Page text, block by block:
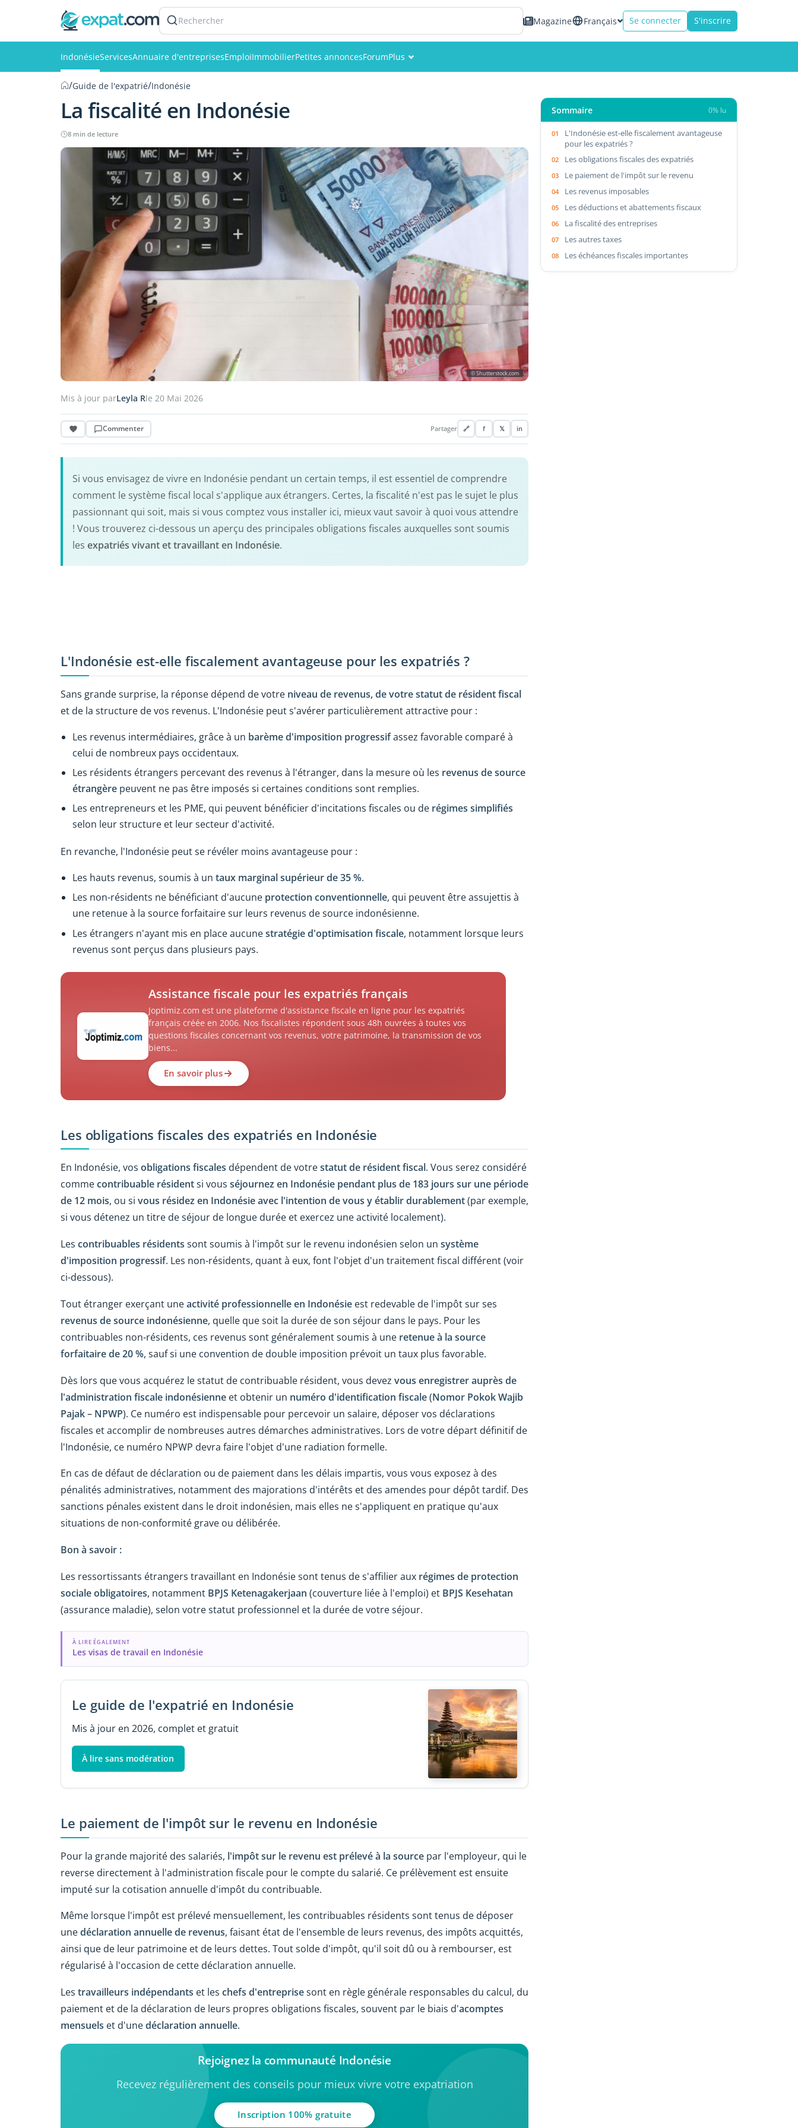
Rechercher Magazine Français Se connecter S'inscrire
IndonésieServicesAnnuaire d'entreprisesEmploiImmobilierPetites annoncesForumPlus
/Guide de l'expatrié/Indonésie
La fiscalité en Indonésie
8 min de lecture
© Shutterstock.com
Mis à jour parLeyla Rle 20 Mai 2026
Commenter Partager 🔗 f 𝕏 in
Si vous envisagez de vivre en Indonésie pendant un certain temps, il est essentiel de comprendre
comment le système fiscal local s'applique aux étrangers. Certes, la fiscalité n'est pas le sujet le plus
passionnant qui soit, mais si vous comptez vous installer ici, mieux vaut savoir à quoi vous attendre
! Vous trouverez ci-dessous un aperçu des principales obligations fiscales auxquelles sont soumis
les expatriés vivant et travaillant en Indonésie.
L'Indonésie est-elle fiscalement avantageuse pour les expatriés ?
Sans grande surprise, la réponse dépend de votre niveau de revenus, de votre statut de résident fiscal
et de la structure de vos revenus. L'Indonésie peut s'avérer particulièrement attractive pour :
Les revenus intermédiaires, grâce à un barème d'imposition progressifassez favorable comparé à
celui de nombreux pays occidentaux.
Les résidents étrangers percevant des revenus à l'étranger, dans la mesure où les revenus de source
étrangère peuvent ne pas être imposés si certaines conditions sont remplies.
Les entrepreneurs et les PME, qui peuvent bénéficier d'incitations fiscales ou de régimes simplifiés
selon leur structure et leur secteur d'activité.
En revanche, l'Indonésie peut se révéler moins avantageuse pour :
Les hauts revenus, soumis à un taux marginal supérieur de 35 %.
Les non-résidents ne bénéficiant d'aucune protection conventionnelle, qui peuvent être assujettis à
une retenue à la source forfaitaire sur leurs revenus de source indonésienne.
Les étrangers n'ayant mis en place aucunestratégie d'optimisation fiscale, notamment lorsque leurs
revenus sont perçus dans plusieurs pays.
Assistance fiscale pour les expatriés français
Joptimiz.com est une plateforme d'assistance fiscale en ligne pour les expatriés
français créée en 2006. Nos fiscalistes répondent sous 48h ouvrées à toutes vos
questions fiscales concernant vos revenus, votre patrimoine, la transmission de vos
biens...
En savoir plus
Les obligations fiscales des expatriés en Indonésie
En Indonésie, vos obligations fiscales dépendent de votrestatut de résident fiscal. Vous serez considéré
commecontribuable résidentsi vous séjournez en Indonésie pendant plus de 183 jours sur une période
de 12 mois, ou si vous résidez en Indonésie avec l'intention de vous y établir durablement(par exemple,
si vous détenez un titre de séjour de longue durée et exercez une activité localement).
Les contribuables résidents sont soumis à l'impôt sur le revenu indonésien selon un système
d'imposition progressif. Les non-résidents, quant à eux, font l'objet d'un traitement fiscal différent (voir
ci-dessous).
Tout étranger exerçant uneactivité professionnelle en Indonésie est redevable de l'impôt sur ses
revenus de source indonésienne, quelle que soit la durée de son séjour dans le pays. Pour les
contribuables non-résidents, ces revenus sont généralement soumis à une retenue à la source
forfaitaire de 20 %, sauf si une convention de double imposition prévoit un taux plus favorable.
Dès lors que vous acquérez le statut de contribuable résident, vous devez vous enregistrer auprès de
l'administration fiscale indonésienne et obtenir un numéro d'identification fiscale(Nomor Pokok Wajib
Pajak – NPWP). Ce numéro est indispensable pour percevoir un salaire, déposer vos déclarations
fiscales et accomplir de nombreuses autres démarches administratives. Lors de votre départ définitif de
l'Indonésie, ce numéro NPWP devra faire l'objet d'une radiation formelle.
En cas de défaut de déclaration ou de paiement dans les délais impartis, vous vous exposez à des
pénalités administratives, notamment des majorations d'intérêts et des amendes pour dépôt tardif. Des
sanctions pénales existent dans le droit indonésien, mais elles ne s'appliquent en pratique qu'aux
situations de non-conformité grave ou délibérée.
Bon à savoir :
Les ressortissants étrangers travaillant en Indonésie sont tenus de s'affilier aux régimes de protection
sociale obligatoires, notamment BPJS Ketenagakerjaan (couverture liée à l'emploi) et BPJS Kesehatan
(assurance maladie), selon votre statut professionnel et la durée de votre séjour.
À LIRE ÉGALEMENT
Les visas de travail en Indonésie
Le guide de l'expatrié en Indonésie
Mis à jour en 2026, complet et gratuit
À lire sans modération
Le paiement de l'impôt sur le revenu en Indonésie
Pour la grande majorité des salariés, l'impôt sur le revenu est prélevé à la source par l'employeur, qui le
reverse directement à l'administration fiscale pour le compte du salarié. Ce prélèvement est ensuite
imputé sur la cotisation annuelle d'impôt du contribuable.
Même lorsque l'impôt est prélevé mensuellement, les contribuables résidents sont tenus de déposer
unedéclaration annuelle de revenus, faisant état de l'ensemble de leurs revenus, des impôts acquittés,
ainsi que de leur patrimoine et de leurs dettes. Tout solde d'impôt, qu'il soit dû ou à rembourser, est
régularisé à l'occasion de cette déclaration annuelle.
Les travailleurs indépendants et les chefs d'entreprisesont en règle générale responsables du calcul, du
paiement et de la déclaration de leurs propres obligations fiscales, souvent par le biais d'acomptes
mensuels et d'unedéclaration annuelle.
Rejoignez la communauté Indonésie
Recevez régulièrement des conseils pour mieux vivre votre expatriation
Inscription 100% gratuite
Sommaire 0% lu
L'Indonésie est-elle fiscalement avantageuse
pour les expatriés ?
Les obligations fiscales des expatriés
Le paiement de l'impôt sur le revenu
Les revenus imposables
Les déductions et abattements fiscaux
La fiscalité des entreprises
Les autres taxes
Les échéances fiscales importantes